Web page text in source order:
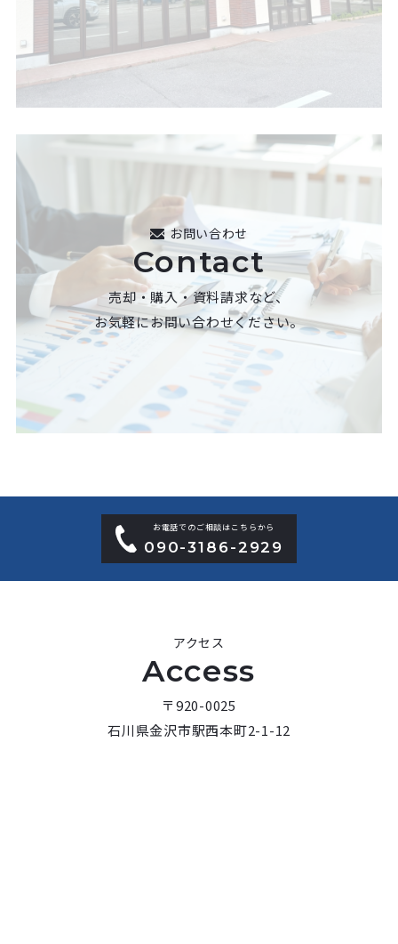
お問い合わせ
Contact
売却・購入・資料請求など、
お気軽にお問い合わせください。
お電話でのご相談はこちらから
090-3186-2929
アクセス
Access
〒920-0025
石川県金沢市駅西本町2-1-12